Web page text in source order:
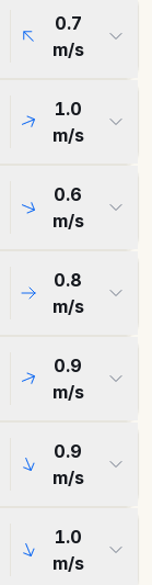
0.7
m/s
1.0
m/s
0.6
m/s
0.8
m/s
0.9
m/s
0.9
m/s
1.0
m/s